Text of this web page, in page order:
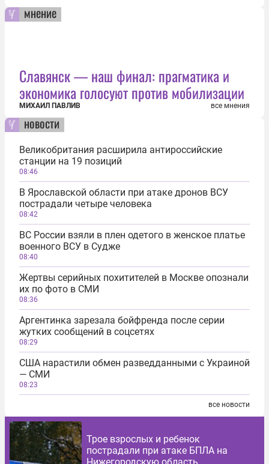
мнение
Славянск — наш финал: прагматика и
экономика голосуют против мобилизации
МИХАИЛ ПАВЛИВ все мнения
новости
Великобритания расширила антироссийские
станции на 19 позиций
08:46
В Ярославской области при атаке дронов ВСУ
пострадали четыре человека
08:42
ВС России взяли в плен одетого в женское платье
военного ВСУ в Судже
08:40
Жертвы серийных похитителей в Москве опознали
их по фото в СМИ
08:36
Аргентинка зарезала бойфренда после серии
жутких сообщений в соцсетях
08:29
США нарастили обмен разведданными с Украиной
— СМИ
08:23
все новости
Трое взрослых и ребенок
пострадали при атаке БПЛА на